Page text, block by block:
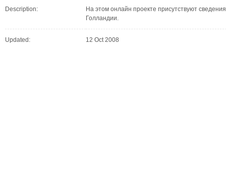
Description:
На этом онлайн проекте присутствуют
Голландии.
Updated: 12 Oct 2008